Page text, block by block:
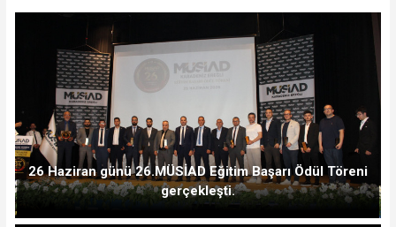
26 Haziran günü 26.MÜSİAD Eğitim Başarı Ödül Töreni
gerçekleşti.